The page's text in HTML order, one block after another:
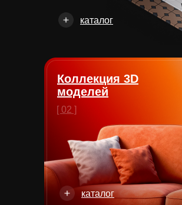
каталог
[ 02 ]
Коллекция 3D
моделей
каталог